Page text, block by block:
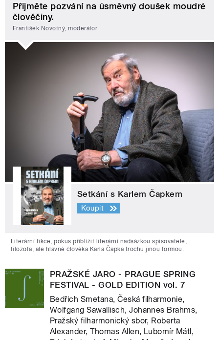
Přijměte pozvání na úsměvný doušek moudré
člověčiny.
František Novotný, moderátor
Setkání s Karlem Čapkem
Koupit
Literární fikce, pokus přiblížit literární nadsázkou spisovatele,
filozofa, ale hlavně člověka Karla Čapka trochu jinou formou.
PRAŽSKÉ JARO - PRAGUE SPRING
FESTIVAL - GOLD EDITION vol. 7
Bedřich Smetana, Česká filharmonie,
Wolfgang Sawallisch, Johannes Brahms,
Pražský filharmonický sbor, Roberta
Alexander, Thomas Allen, Lubomír Mátl,